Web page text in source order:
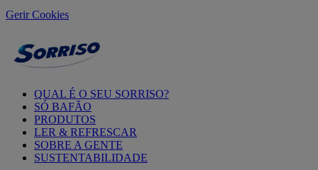
Gerir Cookies
QUAL É O SEU SORRISO?
SÓ BAFÃO
PRODUTOS
LER & REFRESCAR
SOBRE A GENTE
SUSTENTABILIDADE